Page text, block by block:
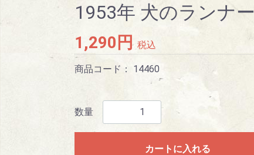
1953年 犬のランナー
1,290円 税込
商品コード： 14460
数量
カートに入れる